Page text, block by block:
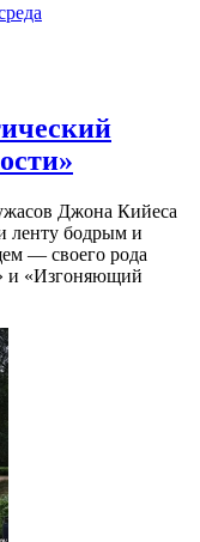
Джона Кийеса
ленту бодрым и
— своего рода
и «Изгоняющий